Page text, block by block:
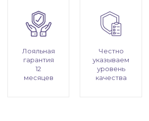
Лояльная
гарантия
12
месяцев
Честно
указываем
уровень
качества